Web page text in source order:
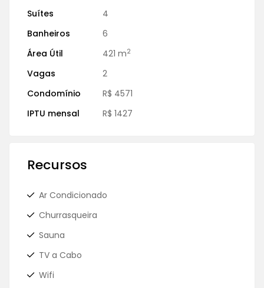
Suítes
4
Banheiros
6
Área Útil
421 m2
Vagas
2
Condomínio
R$ 4571
IPTU mensal
R$ 1427
Recursos
Ar Condicionado
Churrasqueira
Sauna
TV a Cabo
Wifi